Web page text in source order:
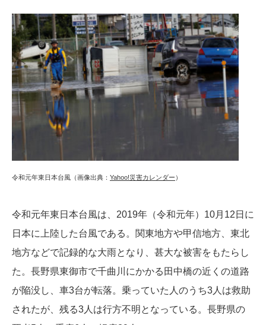
令和元年東日本台風（画像出典： Yahoo!災害カレンダー ）
令和元年東日本台風は、2019年（令和元年）10月12日に
日本に上陸した台風である。関東地方や甲信地方、東北
地方などで記録的な大雨となり、甚大な被害をもたらし
た。長野県東御市で千曲川にかかる田中橋の近くの道路
が陥没し、車3台が転落。乗っていた人のうち3人は救助
されたが、残る3人は行方不明となっている。長野県の